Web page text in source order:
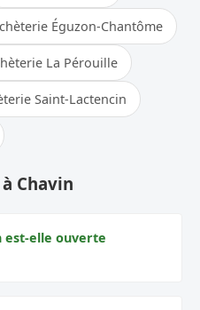
Éguzon-Chantôme
La Pérouille
Saint-Lactencin
Chavin
est-elle ouverte